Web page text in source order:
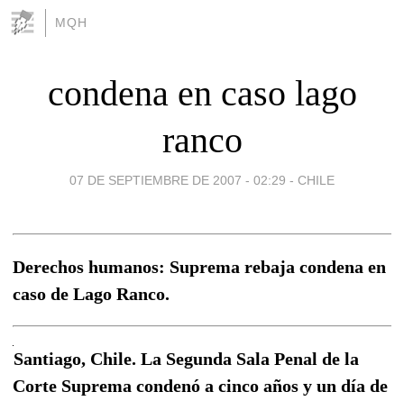
MQH
condena en caso lago
ranco
07 DE SEPTIEMBRE DE 2007 - 02:29 - CHILE
Derechos humanos: Suprema rebaja condena en
caso de Lago Ranco.
Santiago, Chile. La Segunda Sala Penal de la
Corte Suprema condenó a cinco años y un día de